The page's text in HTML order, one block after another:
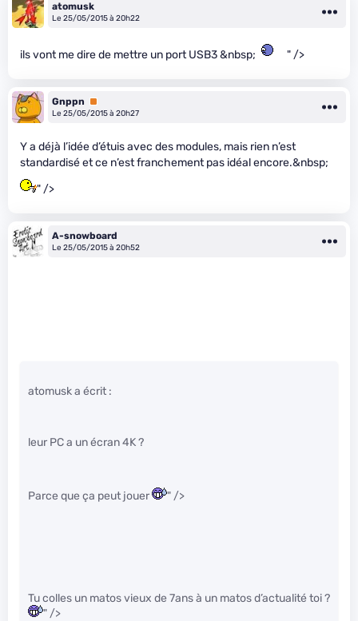
atomusk
Le 25/05/2015 à 20h22
ils vont me dire de mettre un port USB3 &nbsp; " />
Gnppn
Premium
Le 25/05/2015 à 20h27
Y a déjà l’idée d’étuis avec des modules, mais rien n’est
standardisé et ce n’est franchement pas idéal encore.&nbsp;
" />
A-snowboard
Le 25/05/2015 à 20h52
atomusk a écrit :
leur PC a un écran 4K ?
Parce que ça peut jouer " />
Tu colles un matos vieux de 7ans à un matos d’actualité toi ?
" />